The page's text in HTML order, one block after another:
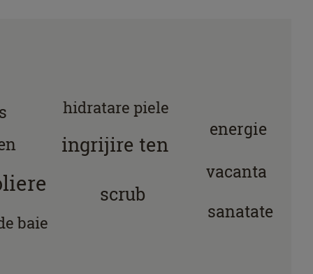
ingrijire ten
scrub
sanatate
vacanta
energie
baie
hidratare piele